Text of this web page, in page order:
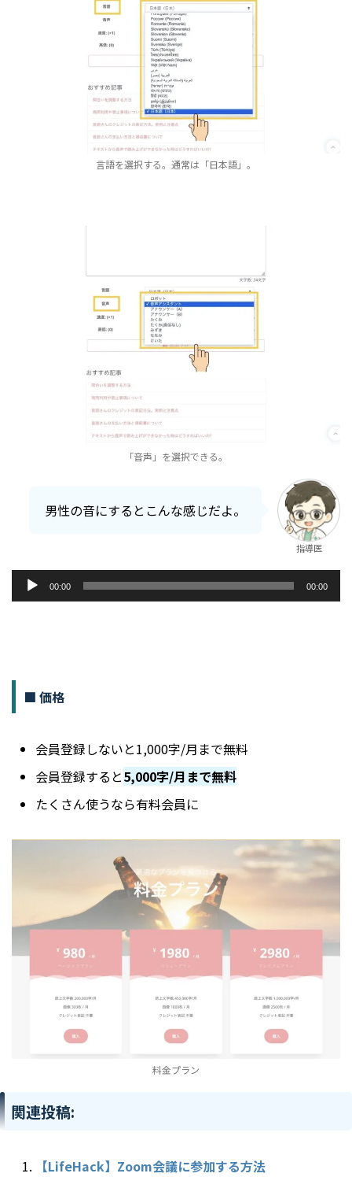
言語を選択する。通常は「日本語」。
「音声」を選択できる。
男性の音にするとこんな感じだよ。
指導医
声
00:00 00:00
■ 価格
会員登録しないと1,000字/月まで無料
会員登録すると5,000字/月まで無料
たくさん使うなら有料会員に
料金プラン
関連投稿:
【LifeHack】Zoom会議に参加する方法